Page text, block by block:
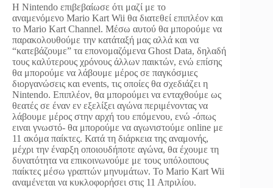
Η Nintendo επιβεβαίωσε ότι μαζί με το
αναμενόμενο Mario Kart Wii θα διατεθεί επιπλέον και
το Mario Kart Channel. Μέσω αυτού θα μπορούμε να
παρακολουθούμε την κατάταξή μας αλλά και να
“κατεβάζουμε” τα επονομαζόμενα Ghost Data, δηλαδή
τους καλύτερους χρόνους άλλων παικτών, ενώ επίσης
θα μπορούμε να λάβουμε μέρος σε παγκόσμιες
διοργανώσεις και events, τις οποίες θα σχεδιάζει η
Nintendo. Επιπλέον, θα μπορούμει να ενταχθούμε ως
θεατές σε έναν εν εξελίξει αγώνα περιμένοντας να
λάβουμε μέρος στην αρχή του επόμενου, ενώ -όπως
ειναι γνωστό- θα μπορούμε να αγωνιστούμε online με
11 ακόμα παίκτες. Κατά τη διάρκεια της αναμονής,
μέχρι την έναρξη οποιουδήποτε αγώνα, θα έχουμε τη
δυνατότητα να επικοινωνούμε με τους υπόλοιπους
παίκτες μέσω γραπτών μηνυμάτων. Το Mario Kart Wii
αναμένεται να κυκλοφορήσει στις 11 Απριλίου.